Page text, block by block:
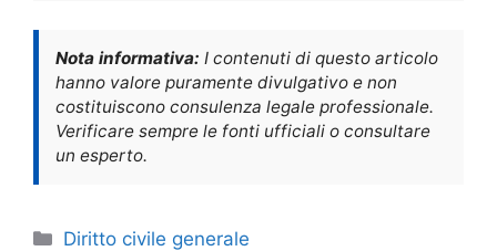
Nota informativa: I contenuti di questo articolo
hanno valore puramente divulgativo e non
costituiscono consulenza legale professionale.
Verificare sempre le fonti ufficiali o consultare
un esperto.
Categorie
Diritto civile generale